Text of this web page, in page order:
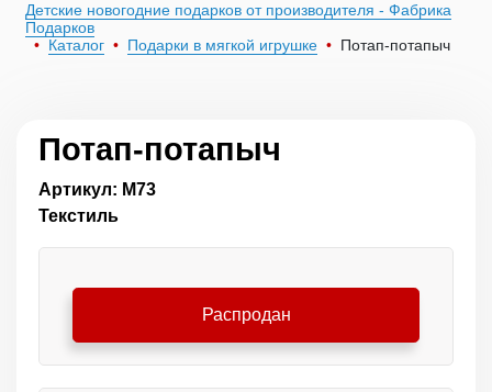
Детские новогодние подарков от производителя - Фабрика
Подарков
Каталог
Подарки в мягкой игрушке Потап-потапыч
Потап-потапыч
Артикул: М73
Текстиль
Распродан